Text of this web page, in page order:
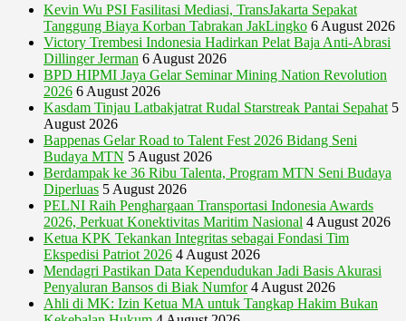
Kevin Wu PSI Fasilitasi Mediasi, TransJakarta Sepakat
Tanggung Biaya Korban Tabrakan JakLingko 6 August 2026
Victory Trembesi Indonesia Hadirkan Pelat Baja Anti-Abrasi
Dillinger Jerman 6 August 2026
BPD HIPMI Jaya Gelar Seminar Mining Nation Revolution
2026 6 August 2026
Kasdam Tinjau Latbakjatrat Rudal Starstreak Pantai Sepahat 5
August 2026
Bappenas Gelar Road to Talent Fest 2026 Bidang Seni
Budaya MTN 5 August 2026
Berdampak ke 36 Ribu Talenta, Program MTN Seni Budaya
Diperluas 5 August 2026
PELNI Raih Penghargaan Transportasi Indonesia Awards
2026, Perkuat Konektivitas Maritim Nasional 4 August 2026
Ketua KPK Tekankan Integritas sebagai Fondasi Tim
Ekspedisi Patriot 2026 4 August 2026
Mendagri Pastikan Data Kependudukan Jadi Basis Akurasi
Penyaluran Bansos di Biak Numfor 4 August 2026
Ahli di MK: Izin Ketua MA untuk Tangkap Hakim Bukan